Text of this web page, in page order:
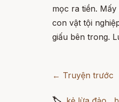
mọc ra tiền.
con vật tội
giấu bên trong.
← Truyện trước